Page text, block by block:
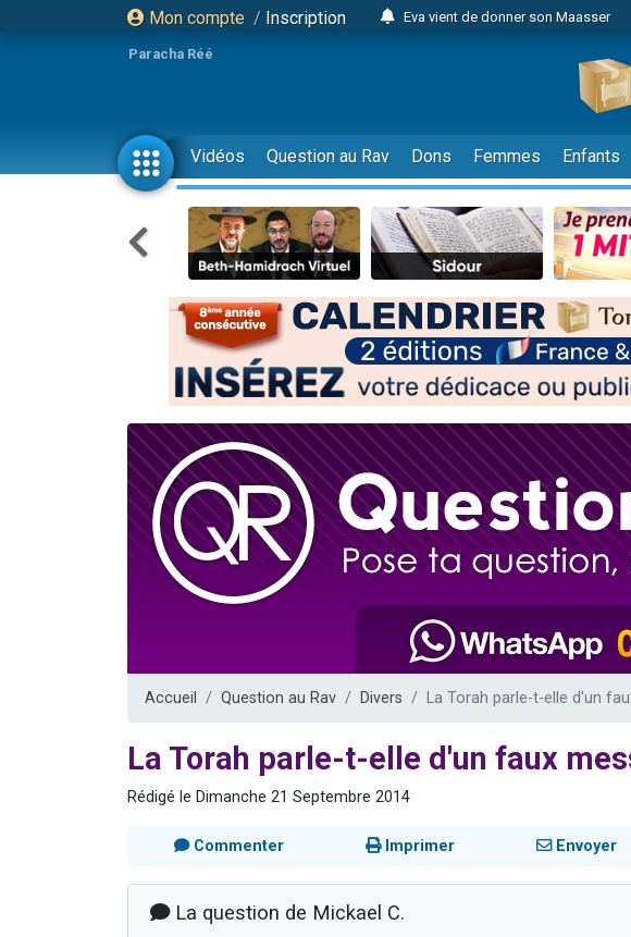
Mon compte / Inscription
Eva vient de donner son Maasser
3 personnes viennent de nous
Odaya vient de donner son Maasser
3 personnes viennent de faire
13 personnes viennent de
2 personnes viennent de nous
30 personnes viennent de faire
Il reste 49 places pour étudier
12 nouvelles musiques dans
3 personnes viennent de nous
2 personnes viennent de nous
3 personnes viennent de nous
2 nouvelles musiques dans
8 personnes viennent de faire
Nouvelle émission radio : Visions
61 personnes viennent de
Il reste 49 places pour étudier
Paracha Réé
Vidéos Question au Rav Dons Femmes Enfants
Accueil Question au Rav Divers La Torah parle-t-elle d'un
La Torah parle-t-elle d'un faux
Rédigé le Dimanche 21 Septembre 2014
Commenter Imprimer Envoyer
La question de Mickael C.